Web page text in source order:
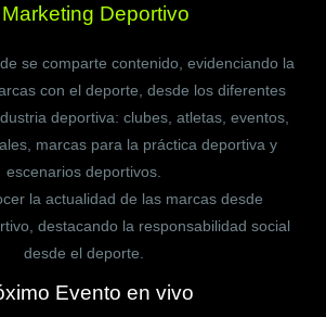
Deportivo
se comparte contenido, evidenciando la
con el deporte, desde los diferentes
deportiva: clubes, atletas, eventos,
marcas para la práctica deportiva y
escenarios deportivos.
la actualidad de las marcas desde
destacando la responsabilidad social
desde el deporte.
Evento en vivo